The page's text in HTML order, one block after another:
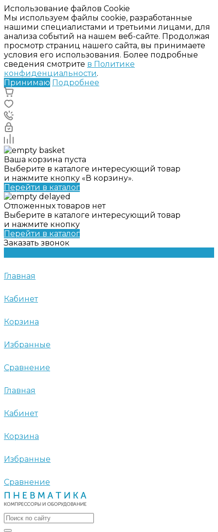
Использование файлов Cookie
Мы используем файлы cookie, разработанные
нашими специалистами и третьими лицами, для
анализа событий на нашем веб-сайте. Продолжая
просмотр страниц нашего сайта, вы принимаете
условия его использования. Более подробные
сведения смотрите в Политике
конфиденциальности.
Принимаю Подробнее
Ваша корзина пуста
Выберите в каталоге интересующий товар
и нажмите кнопку «В корзину».
Перейти в каталог
Отложенных товаров нет
Выберите в каталоге интересующий товар
и нажмите кнопку
Перейти в каталог
Заказать звонок
Главная
Кабинет
Корзина
Избранные
Сравнение
Главная
Кабинет
Корзина
Избранные
Сравнение